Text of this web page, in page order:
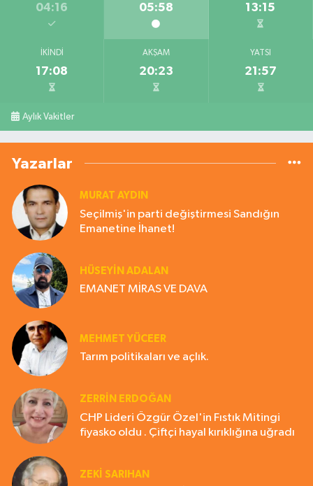
04:16 05:58 13:15
İKINDI
17:08
AKŞAM
20:23
YATSI
21:57
Aylık Vakitler
Yazarlar
MURAT AYDIN
Seçilmiş'in parti değiştirmesi Sandığın
Emanetine İhanet!
HÜSEYIN ADALAN
EMANET MİRAS VE DAVA
MEHMET YÜCEER
Tarım politikaları ve açlık.
ZERRIN ERDOĞAN
CHP Lideri Özgür Özel'in Fıstık Mitingi
fiyasko oldu . Çiftçi hayal kırıklığına uğradı
ZEKI SARIHAN